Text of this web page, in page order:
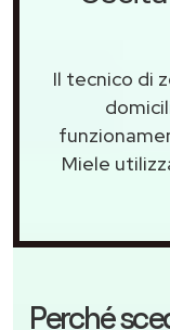
Il tecnico di
Miele
Perché